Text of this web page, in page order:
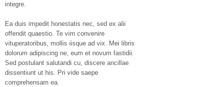
integre.
Ea duis impedit honestatis nec, sed ex alii
offendit quaestio. Te vim convenire
vituperatoribus, mollis iisque ad vix. Mei libris
dolorum adipiscing ne, eum et novum fastidii.
Sed postulant salutandi cu, discere ancillae
dissentiunt ut his. Pri vide saepe
comprehensam ea.